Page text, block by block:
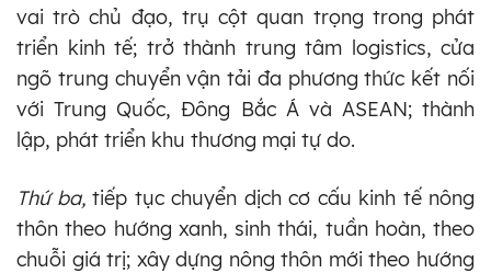
vai trò chủ đạo, trụ cột quan trọng trong phát
triển kinh tế; trở thành trung tâm logistics, cửa
ngõ trung chuyển vận tải đa phương thức kết nối
với Trung Quốc, Đông Bắc Á và ASEAN; thành
lập, phát triển khu thương mại tự do.
Thứ ba, tiếp tục chuyển dịch cơ cấu kinh tế nông
thôn theo hướng xanh, sinh thái, tuần hoàn, theo
chuỗi giá trị; xây dựng nông thôn mới theo hướng